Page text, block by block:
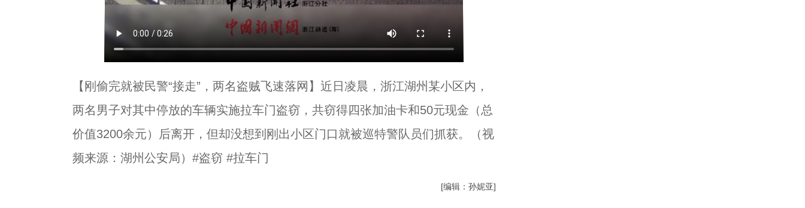
【刚偷完就被民警“接走”，两名盗贼飞速落网】近日凌晨，浙江湖州某小区内，
两名男子对其中停放的车辆实施拉车门盗窃，共窃得四张加油卡和50元现金（总
价值3200余元）后离开，但却没想到刚出小区门口就被巡特警队员们抓获。（视
频来源：湖州公安局）#盗窃 #拉车门
[编辑：孙妮亚]